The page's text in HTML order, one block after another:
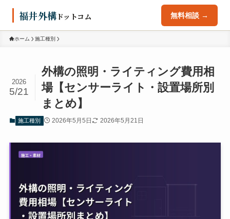
福井外構 ドットコム 無料相談 →
ホーム 施工種別
外構の照明・ライティング費用相
場【センサーライト・設置場所別
まとめ】
2026
5/21
施工種別 2026年5月5日 2026年5月21日